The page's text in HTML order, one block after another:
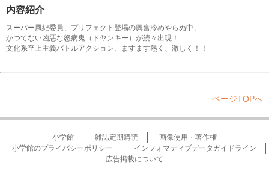
内容紹介
スーパー風紀委員、プリフェクト登場の興奮冷めやらぬ中、
かつてない凶悪な怒病鬼（ドヤンキー）が続々出現！
文化系至上主義バトルアクション、ますます熱く、激しく！！
ページTOPへ
小学館 雑誌定期購読
画像使用・著作権
小学館のプライバシーポリシー
インフォマティブデータガイドライン
広告掲載について